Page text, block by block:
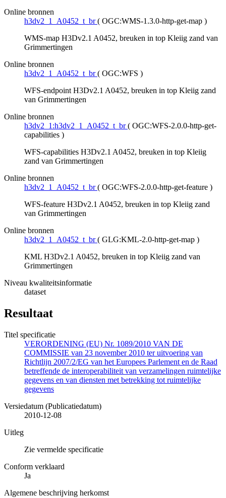
Online bronnen
h3dv2_1_A0452_t_br ( OGC:WMS-1.3.0-http-get-map )
WMS-map H3Dv2.1 A0452, breuken in top Kleiig zand van
Grimmertingen
Online bronnen
h3dv2_1_A0452_t_br ( OGC:WFS )
WFS-endpoint H3Dv2.1 A0452, breuken in top Kleiig zand
van Grimmertingen
Online bronnen
h3dv2_1:h3dv2_1_A0452_t_br ( OGC:WFS-2.0.0-http-get-
capabilities )
WFS-capabilities H3Dv2.1 A0452, breuken in top Kleiig
zand van Grimmertingen
Online bronnen
h3dv2_1_A0452_t_br ( OGC:WFS-2.0.0-http-get-feature )
WFS-feature H3Dv2.1 A0452, breuken in top Kleiig zand
van Grimmertingen
Online bronnen
h3dv2_1_A0452_t_br ( GLG:KML-2.0-http-get-map )
KML H3Dv2.1 A0452, breuken in top Kleiig zand van
Grimmertingen
Niveau kwaliteitsinformatie
dataset
Resultaat
Titel specificatie
VERORDENING (EU) Nr. 1089/2010 VAN DE
COMMISSIE van 23 november 2010 ter uitvoering van
Richtlijn 2007/2/EG van het Europees Parlement en de Raad
betreffende de interoperabiliteit van verzamelingen ruimtelijke
gegevens en van diensten met betrekking tot ruimtelijke
gegevens
Versiedatum (Publicatiedatum)
2010-12-08
Uitleg
Zie vermelde specificatie
Conform verklaard
Ja
Algemene beschrijving herkomst